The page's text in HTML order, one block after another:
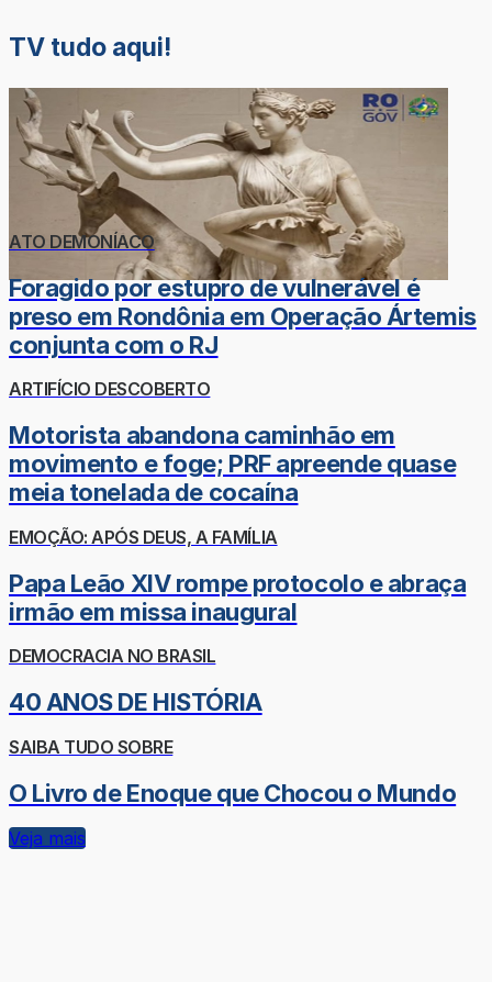
TV tudo aqui!
ATO DEMONÍACO
Foragido por estupro de vulnerável é
preso em Rondônia em Operação Ártemis
conjunta com o RJ
ARTIFÍCIO DESCOBERTO
Motorista abandona caminhão em
movimento e foge; PRF apreende quase
meia tonelada de cocaína
EMOÇÃO: APÓS DEUS, A FAMÍLIA
Papa Leão XIV rompe protocolo e abraça
irmão em missa inaugural
DEMOCRACIA NO BRASIL
40 ANOS DE HISTÓRIA
SAIBA TUDO SOBRE
O Livro de Enoque que Chocou o Mundo
Veja mais